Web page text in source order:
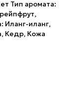
Тип аромата:
Иланг-иланг,
Кедр, Кожа